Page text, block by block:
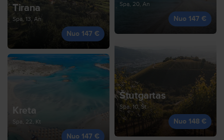
Tirana
Spa, 13, An
Nuo 147 €
Spa, 20, An
Nuo 147 €
Kreta
Spa, 22, Kt
Nuo 147 €
Štutgartas
Spa, 10, Št
Nuo 148 €